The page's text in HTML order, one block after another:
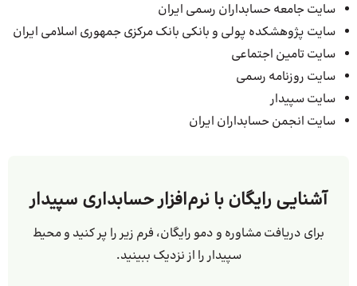
سایت جامعه حسابداران رسمی ایران
سایت پژوهشکده پولی و بانکی بانک مرکزی جمهوری اسلامی ایران
سایت تامین اجتماعی
سایت روزنامه رسمی
سایت سپیدار
سایت انجمن حسابداران ایران
آشنایی رایگان با نرم‌افزار حسابداری سپیدار
برای دریافت مشاوره و دمو رایگان، فرم زیر را پر کنید و محیط
سپیدار را از نزدیک ببینید.